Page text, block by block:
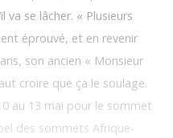
va se lâcher. « Plusieurs
éprouvé, et en revenir
son ancien « Monsieur
croire que ça le soulage.
au 13 mai pour le sommet
des sommets Afrique-